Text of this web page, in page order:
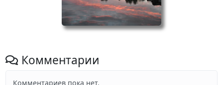
Комментарии
Комментариев пока нет.